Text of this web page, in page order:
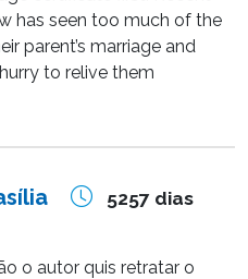
has seen too much of the
parent’s marriage and
to relive them
5257 dias
o autor quis retratar o